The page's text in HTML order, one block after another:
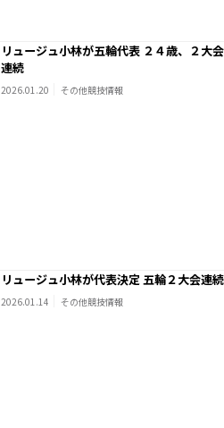
リュージュ小林が五輪代表 ２４歳、２大会
連続
2026.01.20 その他競技情報
リュージュ小林が代表決定 五輪２大会連続
2026.01.14 その他競技情報